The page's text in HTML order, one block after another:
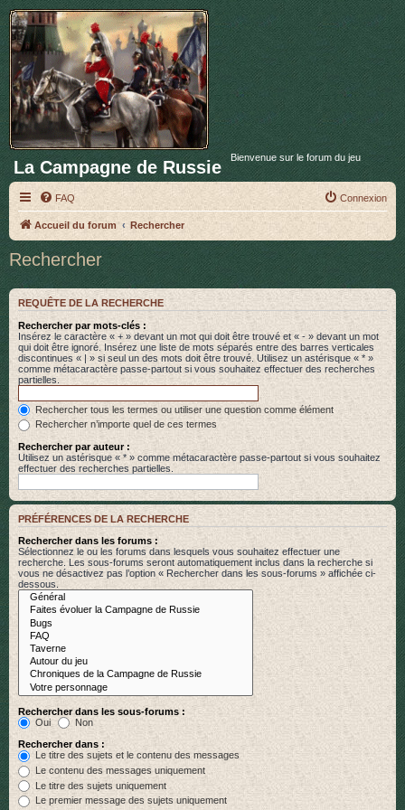
La Campagne de Russie Bienvenue sur le forum du jeu
FAQ Connexion
Accueil du forum Rechercher
Rechercher
REQUÊTE DE LA RECHERCHE
Rechercher par mots-clés :
Insérez le caractère « + » devant un mot qui doit être trouvé et « - » devant un mot
qui doit être ignoré. Insérez une liste de mots séparés entre des barres verticales
discontinues « | » si seul un des mots doit être trouvé. Utilisez un astérisque « * »
comme métacaractère passe-partout si vous souhaitez effectuer des recherches
partielles.
Rechercher tous les termes ou utiliser une question comme élément
Rechercher n’importe quel de ces termes
Rechercher par auteur :
Utilisez un astérisque « * » comme métacaractère passe-partout si vous souhaitez
effectuer des recherches partielles.
PRÉFÉRENCES DE LA RECHERCHE
Rechercher dans les forums :
Sélectionnez le ou les forums dans lesquels vous souhaitez effectuer une
recherche. Les sous-forums seront automatiquement inclus dans la recherche si
vous ne désactivez pas l’option « Rechercher dans les sous-forums » affichée ci-
dessous.
Rechercher dans les sous-forums :
Oui
Non
Rechercher dans :
Le titre des sujets et le contenu des messages
Le contenu des messages uniquement
Le titre des sujets uniquement
Le premier message des sujets uniquement